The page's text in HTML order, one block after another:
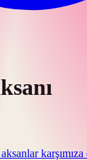
karşımıza